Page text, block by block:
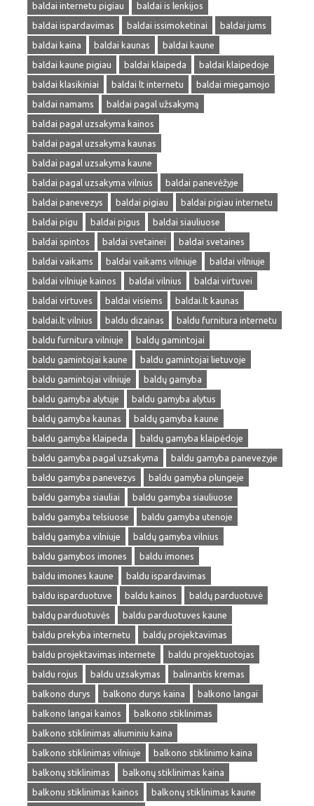
baldai internetu pigiau
baldai is lenkijos
baldai ispardavimas
baldai issimoketinai
baldai jums
baldai kaina
baldai kaunas
baldai kaune
baldai kaune pigiau
baldai klaipeda
baldai klaipedoje
baldai klasikiniai
baldai lt internetu
baldai miegamojo
baldai namams
baldai pagal užsakymą
baldai pagal uzsakyma kainos
baldai pagal uzsakyma kaunas
baldai pagal uzsakyma kaune
baldai pagal uzsakyma vilnius
baldai panevėžyje
baldai panevezys
baldai pigiau
baldai pigiau internetu
baldai pigu
baldai pigus
baldai siauliuose
baldai spintos
baldai svetainei
baldai svetaines
baldai vaikams
baldai vaikams vilniuje
baldai vilniuje
baldai vilniuje kainos
baldai vilnius
baldai virtuvei
baldai virtuves
baldai visiems
baldai.lt kaunas
baldai.lt vilnius
baldu dizainas
baldu furnitura internetu
baldu furnitura vilniuje
baldų gamintojai
baldu gamintojai kaune
baldu gamintojai lietuvoje
baldu gamintojai vilniuje
baldų gamyba
baldu gamyba alytuje
baldu gamyba alytus
baldų gamyba kaunas
baldų gamyba kaune
baldu gamyba klaipeda
baldų gamyba klaipėdoje
baldu gamyba pagal uzsakyma
baldu gamyba panevezyje
baldu gamyba panevezys
baldu gamyba plungeje
baldu gamyba siauliai
baldu gamyba siauliuose
baldu gamyba telsiuose
baldu gamyba utenoje
baldų gamyba vilniuje
baldų gamyba vilnius
baldu gamybos imones
baldu imones
baldu imones kaune
baldu ispardavimas
baldu isparduotuve
baldu kainos
baldų parduotuvė
baldų parduotuvės
baldu parduotuves kaune
baldu prekyba internetu
baldų projektavimas
baldu projektavimas internete
baldu projektuotojas
baldu rojus
baldu uzsakymas
balinantis kremas
balkono durys
balkono durys kaina
balkono langai
balkono langai kainos
balkono stiklinimas
balkono stiklinimas aliuminiu kaina
balkono stiklinimas vilniuje
balkono stiklinimo kaina
balkonų stiklinimas
balkonų stiklinimas kaina
balkonu stiklinimas kainos
balkonų stiklinimas kaune